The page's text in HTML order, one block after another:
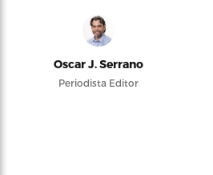
Oscar J. Serrano
Periodista Editor